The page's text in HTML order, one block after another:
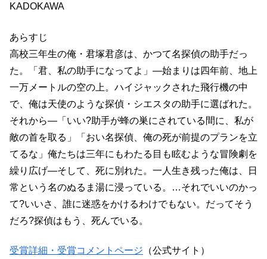
KADOKAWA
あらすじ
高校三年生の俺・君塚君彦は、かつて名探偵の助手だっ
た。「君、私の助手になってよ」―始まりは四年前、地上
一万メートルの空の上。ハイジャックされた飛行機の中
で、俺は天使のような探偵・シエスタの助手に選ばれた。
それから―「いい?助手が蜂の巣にされている間に、私が
敵の首を取る」「おい名探偵、俺の死が前提のプランを立
てるな」俺たちは三年にもわたる目も眩むような冒険劇を
繰り広げ―そして、死に別れた。一人生き残った俺は、日
常という名のぬるま湯に浸っている。…それでいいのかっ
て?いいさ、誰に迷惑をかけるわけでもない。だってそう
だろ?探偵はもう、死んでいる。
受賞詳細・受賞コメントページ （公式サイト）